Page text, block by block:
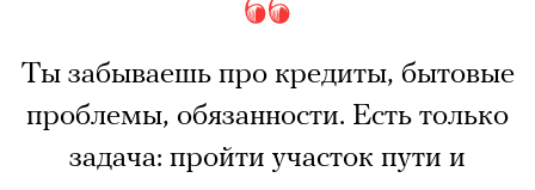
Ты забываешь про кредиты, бытовые
проблемы, обязанности. Есть только
задача: пройти участок пути и